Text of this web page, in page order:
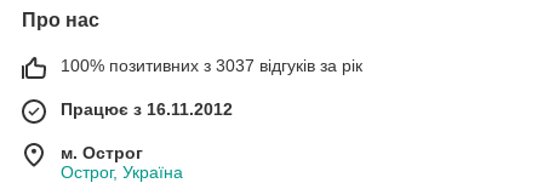
Про нас
100% позитивних з 3037 відгуків за рік
Працює з 16.11.2012
м. Острог
Острог, Україна